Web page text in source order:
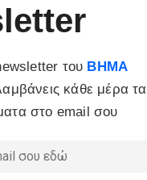
του ΒΗΜΑ
κάθε μέρα τα
στο email σου